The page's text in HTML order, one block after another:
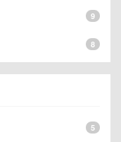
9
8
5